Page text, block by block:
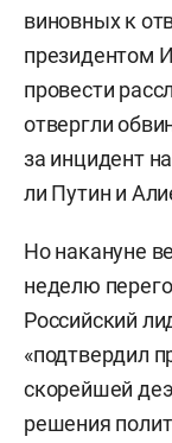
виновных к
президентом
провести
отвергли
за инцидент
ли Путин и
Но накануне
неделю
Российский
«подтвердил
скорейшей
решения